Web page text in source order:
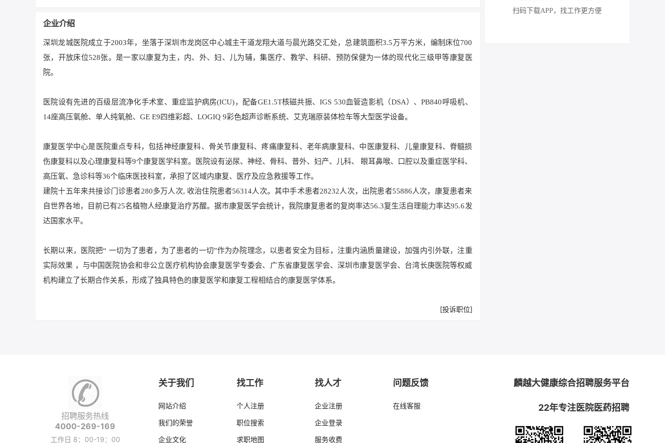
企业介绍
深圳龙城医院成立于2003年，坐落于深圳市龙岗区中心城主干道龙翔大道与晨光路交汇处，总建筑面积3.5万平方米，编制床位700
张，开放床位528张。是一家以康复为主，内、外、妇、儿为辅，集医疗、教学、科研、预防保健为一体的现代化三级甲等康复医
院。
医院设有先进的百级层流净化手术室、重症监护病房(ICU)，配备GE1.5T核磁共振、IGS 530血管造影机（DSA）、PB840呼吸机、
14座高压氧舱、单人纯氧舱、GE E9四维彩超、LOGIQ 9彩色超声诊断系统、艾克瑞原装体检车等大型医学设备。
康复医学中心是医院重点专科，包括神经康复科、骨关节康复科、疼痛康复科、老年病康复科、中医康复科、儿童康复科、脊髓损
伤康复科以及心理康复科等9个康复医学科室。医院设有泌尿、神经、骨科、普外、妇产、儿科、 眼耳鼻喉、口腔以及重症医学科、
高压氧、急诊科等36个临床医技科室，承担了区域内康复、医疗及应急救援等工作。
建院十五年来共接诊门诊患者280多万人次, 收治住院患者56314人次。其中手术患者28232人次，出院患者55886人次，康复患者来
自世界各地，目前已有25名植物人经康复治疗苏醒。据市康复医学会统计，我院康复患者的复岗率达56.3复生活自理能力率达95.6发
达国家水平。
长期以来，医院把“ 一切为了患者，为了患者的一切”作为办院理念，以患者安全为目标，注重内涵质量建设，加强内引外联，注重
实际效果 ，与中国医院协会和非公立医疗机构协会康复医学专委会、广东省康复医学会、深圳市康复医学会、台湾长庚医院等权威
机构建立了长期合作关系，形成了独具特色的康复医学和康复工程相结合的康复医学体系。
[投诉职位]
扫码下载APP，找工作更方便
招聘服务热线
4000-269-169
工作日 8：00-19：00
关于我们
网站介绍
我们的荣誉
企业文化
找工作
个人注册
职位搜索
求职地图
找人才
企业注册
企业登录
服务收费
问题反馈
在线客服
麟越大健康综合招聘服务平台
22年专注医院医药招聘